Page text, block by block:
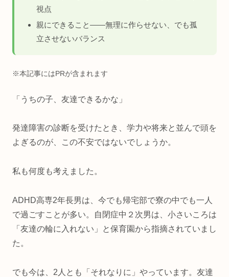
視点
親にできること——無理に作らせない、でも孤
立させないバランス
※本記事にはPRが含まれます
「うちの子、友達できるかな」
発達障害の診断を受けたとき、学力や将来と並んで頭を
よぎるのが、この不安ではないでしょうか。
私も何度も考えました。
ADHD高専2年長男は、今でも帰宅部で寮の中でも一人
で過ごすことが多い。自閉症中２次男は、小さいころは
「友達の輪に入れない」と保育園から指摘されていまし
た。
でも今は、2人とも「それなりに」やっています。友達